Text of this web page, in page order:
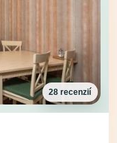
28 recenzií